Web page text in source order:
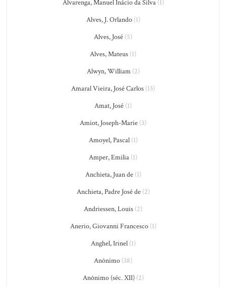
Alvarenga, Manuel Inácio da Silva(1)
Alves, J. Orlando(1)
Alves, José (5)
Alves, Mateus (1)
Alwyn, William(2)
Amaral Vieira, José Carlos (13)
Amat, José (1)
Amiot, Joseph-Marie (3)
Amoyel, Pascal(1)
Amper, Emilia (1)
Anchieta, Juan de(1)
Anchieta, Padre José de(2)
Andriessen, Louis (2)
Anerio, Giovanni Francesco(1)
Anghel, Irinel(1)
Anônimo (38)
Anônimo (séc. XII)(2)